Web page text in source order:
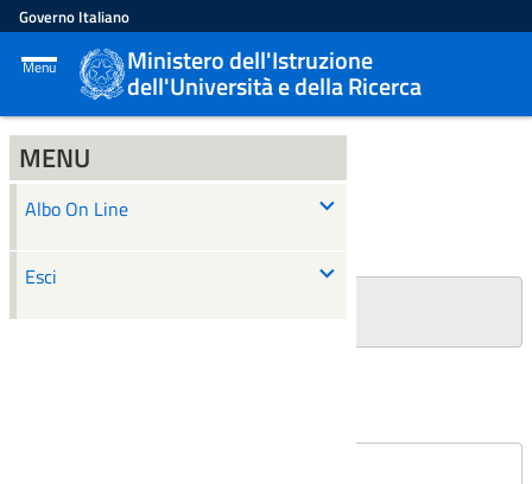
Governo Italiano
Menu Ministero dell'Istruzione
dell'Università e della Ricerca
MENU
Albo On Line
Esci
ALBO ON LINE
Ricerca